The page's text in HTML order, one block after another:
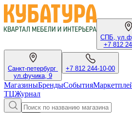
СПБ,
+7 812
Санкт-петербург
ул.фучика, 9
+7 812 244-10-00
МагазиныБрендыСобытия
ТЦЖурнал